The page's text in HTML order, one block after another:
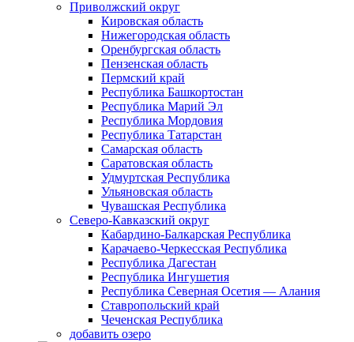
Приволжский округ
Кировская область
Нижегородская область
Оренбургская область
Пензенская область
Пермский край
Республика Башкортостан
Республика Марий Эл
Республика Мордовия
Республика Татарстан
Самарская область
Саратовская область
Удмуртская Республика
Ульяновская область
Чувашская Республика
Северо-Кавказский округ
Кабардино-Балкарская Республика
Карачаево-Черкесская Республика
Республика Дагестан
Республика Ингушетия
Республика Северная Осетия — Алания
Ставропольский край
Чеченская Республика
добавить озеро